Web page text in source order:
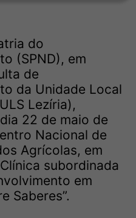
do
(SPND), em
de
da Unidade Local
Lezíria),
22 de maio de
Nacional de
Agrícolas, em
subordinada
em
Saberes”.